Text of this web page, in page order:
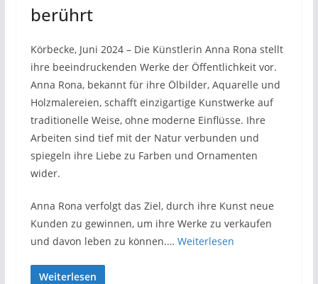
berührt
Körbecke, Juni 2024 – Die Künstlerin Anna Rona stellt
ihre beeindruckenden Werke der Öffentlichkeit vor.
Anna Rona, bekannt für ihre Ölbilder, Aquarelle und
Holzmalereien, schafft einzigartige Kunstwerke auf
traditionelle Weise, ohne moderne Einflüsse. Ihre
Arbeiten sind tief mit der Natur verbunden und
spiegeln ihre Liebe zu Farben und Ornamenten
wider.
Anna Rona verfolgt das Ziel, durch ihre Kunst neue
Kunden zu gewinnen, um ihre Werke zu verkaufen
und davon leben zu können.… Weiterlesen
Weiterlesen